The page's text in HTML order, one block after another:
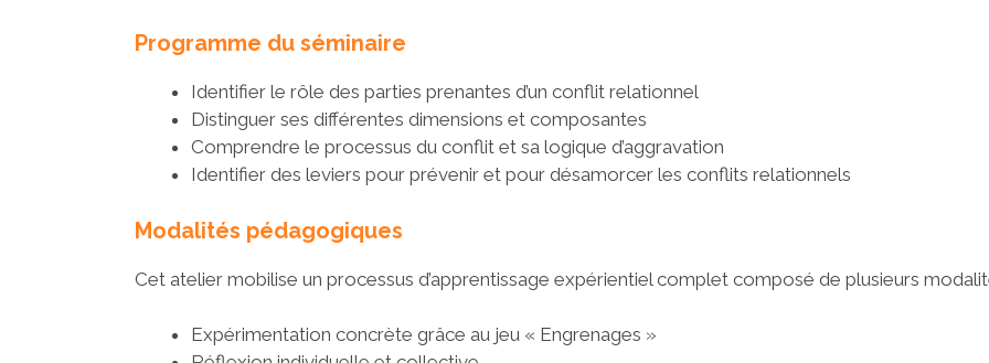
Programme du séminaire
Identifier le rôle des parties prenantes d’un conflit relationnel
Distinguer ses différentes dimensions et composantes
Comprendre le processus du conflit et sa logique d’aggravation
Identifier des leviers pour prévenir et pour désamorcer les conflits relationnels
Modalités pédagogiques
Cet atelier mobilise un processus d’apprentissage expérientiel complet composé de plusieurs
Expérimentation concrète grâce au jeu « Engrenages »